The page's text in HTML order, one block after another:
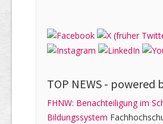
TOP NEWS - powered
FHNW: Benachteiligung im
Bildungssystem